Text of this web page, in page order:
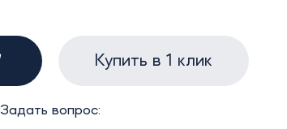
Купить в 1 клик
Задать вопрос: